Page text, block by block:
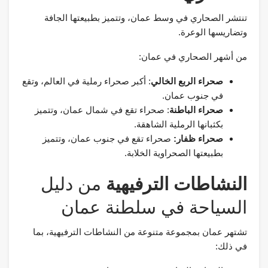
تنتشر الصحاري في وسط عمان، وتتميز بطبيعتها الجافة
وتضاريسها الوعرة.
من أشهر الصحاري في عمان:
صحراء الربع الخالي: أكبر صحراء رملية في العالم، وتقع
في جنوب عمان.
صحراء الباطنة: صحراء تقع في شمال عمان، وتتميز
بكثبانها الرملية الشاهقة.
صحراء ظفار: صحراء تقع في جنوب عمان، وتتميز
بطبيعتها الصحراوية الخلابة.
النشاطات الترفيهية من دليل
السياحة في سلطنة عمان
تشتهر عمان بمجموعة متنوعة من النشاطات الترفيهية، بما
في ذلك: